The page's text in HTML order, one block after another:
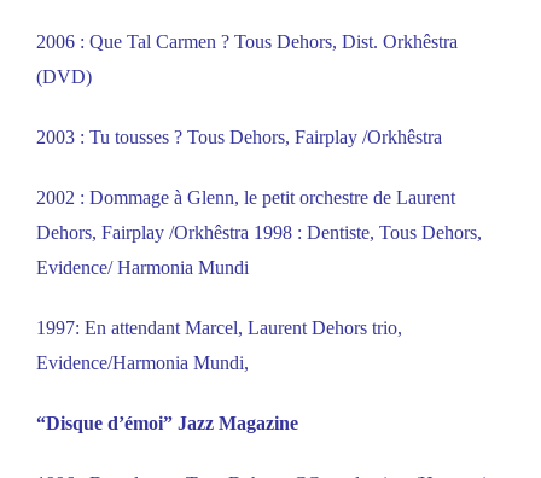
2006 : Que Tal Carmen ? Tous Dehors, Dist. Orkhêstra
(DVD)
2003 : Tu tousses ? Tous Dehors, Fairplay /Orkhêstra
2002 : Dommage à Glenn, le petit orchestre de Laurent
Dehors, Fairplay /Orkhêstra 1998 : Dentiste, Tous Dehors,
Evidence/ Harmonia Mundi
1997: En attendant Marcel, Laurent Dehors trio,
Evidence/Harmonia Mundi,
“Disque d’émoi” Jazz Magazine